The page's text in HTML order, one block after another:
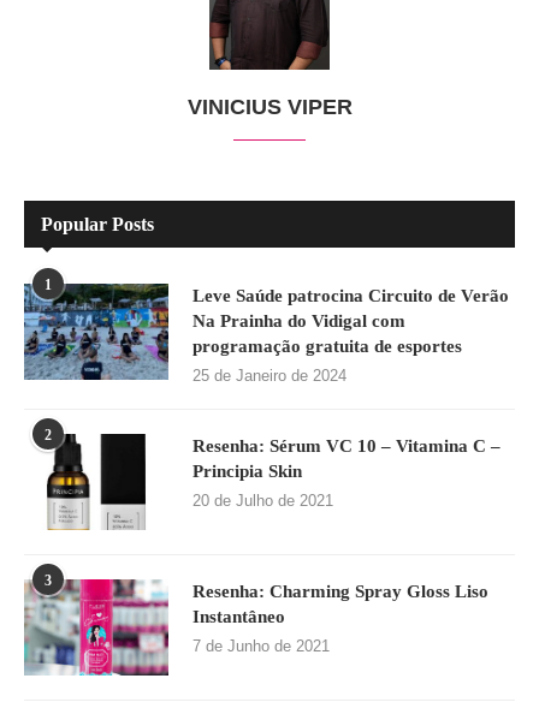
VINICIUS VIPER
Popular Posts
1
Leve Saúde patrocina Circuito de Verão
Na Prainha do Vidigal com
programação gratuita de esportes
25 de Janeiro de 2024
2
Resenha: Sérum VC 10 – Vitamina C –
Principia Skin
20 de Julho de 2021
3
Resenha: Charming Spray Gloss Liso
Instantâneo
7 de Junho de 2021